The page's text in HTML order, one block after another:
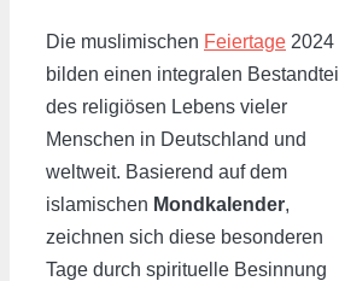
Die muslimischen Feiertage 2024
bilden einen integralen Bestandteil
des religiösen Lebens vieler
Menschen in Deutschland und
weltweit. Basierend auf dem
islamischen Mondkalender,
zeichnen sich diese besonderen
Tage durch spirituelle Besinnung